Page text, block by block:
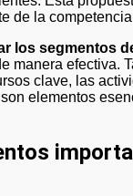
de la
los segmentos
manera efectiva.
clave, las
elementos